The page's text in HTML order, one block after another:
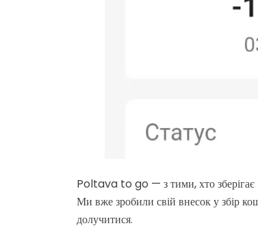
Poltava to go — з тими, хто зберігає
Ми вже зробили свій внесок у збір
долучитися.